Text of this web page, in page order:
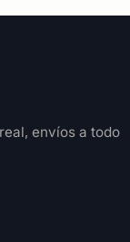
envíos a todo